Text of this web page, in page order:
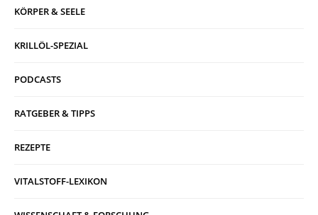
KÖRPER & SEELE
KRILLÖL-SPEZIAL
PODCASTS
RATGEBER & TIPPS
REZEPTE
VITALSTOFF-LEXIKON